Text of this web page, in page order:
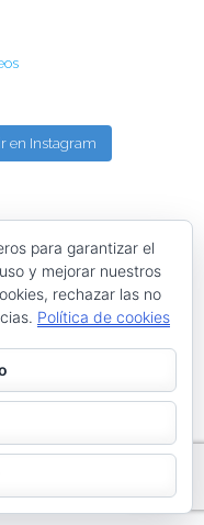
en Instagram
WEB
para garantizar el
y mejorar nuestros
rechazar las no
Política de cookies